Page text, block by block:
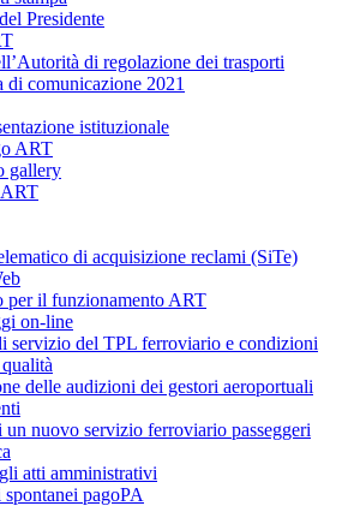
Presidente
di regolazione dei trasporti
di comunicazione 2021
istituzionale
ART
gallery
di acquisizione reclami (SiTe)
per il funzionamento ART
on-line
servizio del TPL ferroviario e condizioni
delle audizioni dei gestori aeroportuali
nuovo servizio ferroviario passeggeri
atti amministrativi
spontanei pagoPA